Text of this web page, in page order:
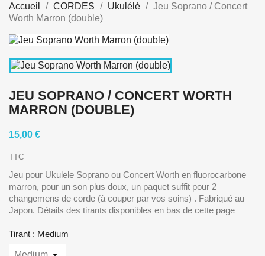
Accueil CORDES Ukulélé
Jeu Soprano / Concert
Worth Marron (double)
JEU SOPRANO / CONCERT WORTH
MARRON (DOUBLE)
15,00 €
TTC
Jeu pour Ukulele Soprano ou Concert Worth en fluorocarbone
marron, pour un son plus doux, un paquet suffit pour 2
changemens de corde (à couper par vos soins) . Fabriqué au
Japon. Détails des tirants disponibles en bas de cette page
Tirant : Medium